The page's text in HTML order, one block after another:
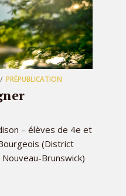
PRÉPUBLICATION
– élèves de 4e et
(District
Brunswick)